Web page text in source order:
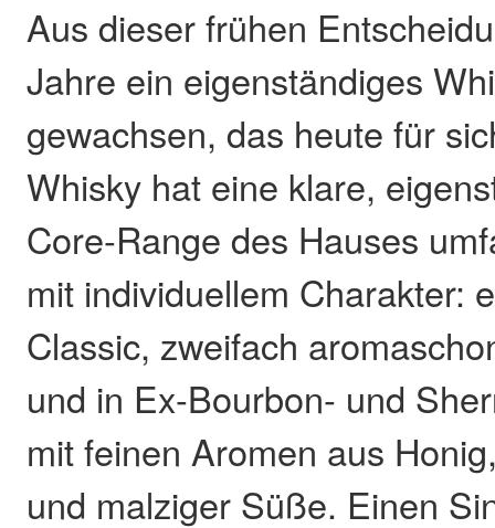
Aus dieser frühen
Jahre ein eigenständiges
gewachsen, das heute für
Whisky hat eine klare,
Core-Range des Hauses
mit individuellem Charakter:
Classic, zweifach
und in Ex-Bourbon- und
mit feinen Aromen aus
und malziger Süße. Einen